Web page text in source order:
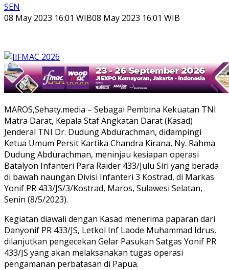
SEN
08 May 2023 16:01 WIB08 May 2023 16:01 WIB
MAROS,Sehaty.media – Sebagai Pembina Kekuatan TNI
Matra Darat, Kepala Staf Angkatan Darat (Kasad)
Jenderal TNI Dr. Dudung Abdurachman, didampingi
Ketua Umum Persit Kartika Chandra Kirana, Ny. Rahma
Dudung Abdurachman, meninjau kesiapan operasi
Batalyon Infanteri Para Raider 433/Julu Siri yang berada
di bawah naungan Divisi Infanteri 3 Kostrad, di Markas
Yonif PR 433/JS/3/Kostrad, Maros, Sulawesi Selatan,
Senin (8/5/2023).
Kegiatan diawali dengan Kasad menerima paparan dari
Danyonif PR 433/JS, Letkol Inf Laode Muhammad Idrus,
dilanjutkan pengecekan Gelar Pasukan Satgas Yonif PR
433/JS yang akan melaksanakan tugas operasi
pengamanan perbatasan di Papua.